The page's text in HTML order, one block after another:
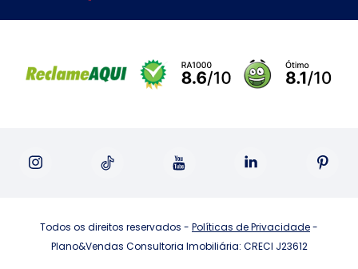
Todos os direitos reservados - Políticas de Privacidade-
Plano&Vendas Consultoria Imobiliária: CRECI J23612